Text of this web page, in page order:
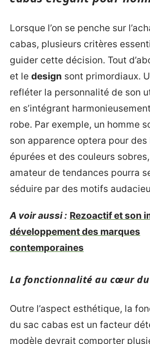
Lorsque l’on se penche sur
cabas, plusieurs critères
guider cette décision. Tout
et le design sont primordiaux.
refléter la personnalité de son
en s’intégrant
robe. Par exemple, un homme
son apparence optera pour des
épurées et des couleurs
amateur de tendances pourra
séduire par des motifs
A voir aussi : Rezoactif et son
développement des marques
contemporaines
La fonctionnalité au cœur
Outre l’aspect esthétique, la
du sac cabas est un facteur
modèle devrait comporter